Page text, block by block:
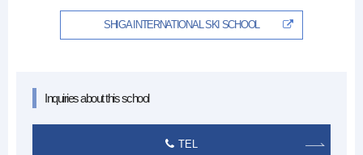
SHIGA INTERNATIONAL SKI SCHOOL
Inquiries about this school
TEL